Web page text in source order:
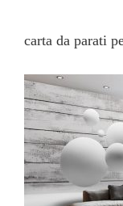
carta da parati